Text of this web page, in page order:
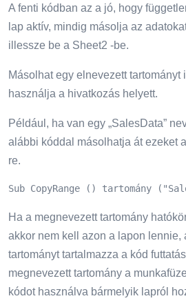
A fenti kódban az a jó, hogy
lap aktív, mindig másolja az
illessze be a Sheet2 -be.
Másolhat egy elnevezett tartományt
használja a hivatkozás helyett.
Például, ha van egy „SalesData”
alábbi kóddal másolhatja át ezeket
re.
Sub CopyRange () tartomány
Ha a megnevezett tartomány
akkor nem kell azon a lapon lennie,
tartományt tartalmazza a kód
megnevezett tartomány a
kódot használva bármelyik lapról